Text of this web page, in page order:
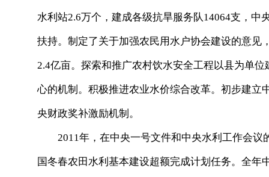
水利站2.6万个，建成各级抗旱服务队14064支，
扶持。制定了关于加强农民用水户协会建设的意见
2.4亿亩。探索和推广农村饮水安全工程以县为单
心的机制。积极推进农业水价综合改革。初步建
央财政奖补激励机制。
2011年，在中央一号文件和中央水利工作会议
国冬春农田水利基本建设超额完成计划任务。全年